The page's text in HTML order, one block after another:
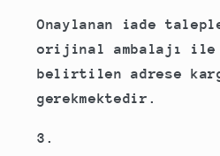
Onaylanan iade
orijinal ambalajı
belirtilen adrese
gerekmektedir.